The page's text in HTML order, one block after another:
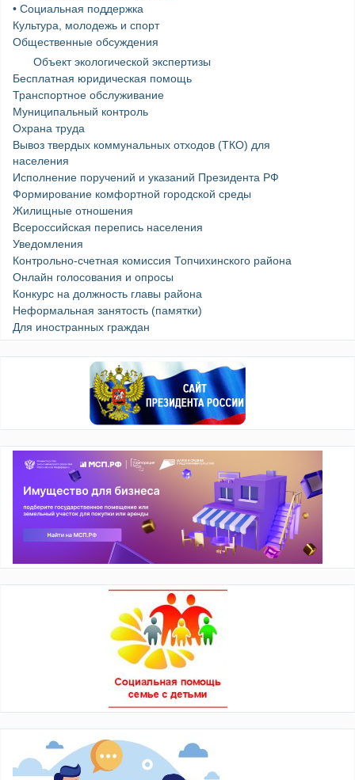
• Социальная поддержка
Культура, молодежь и спорт
Общественные обсуждения
Объект экологической экспертизы
Бесплатная юридическая помощь
Транспортное обслуживание
Муниципальный контроль
Охрана труда
Вывоз твердых коммунальных отходов (ТКО) для
населения
Исполнение поручений и указаний Президента РФ
Формирование комфортной городской среды
Жилищные отношения
Всероссийская перепись населения
Уведомления
Контрольно-счетная комиссия Топчихинского района
Онлайн голосования и опросы
Конкурс на должность главы района
Неформальная занятость (памятки)
Для иностранных граждан